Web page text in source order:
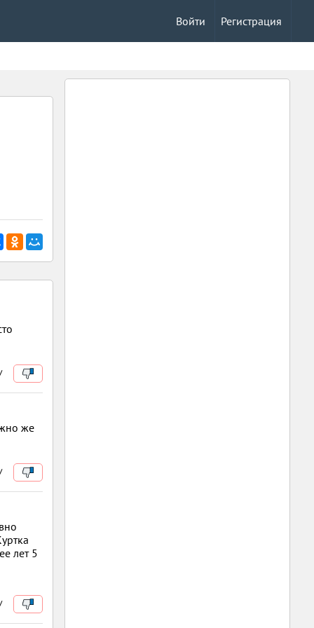
Регистрация
Войти
же
лет 5